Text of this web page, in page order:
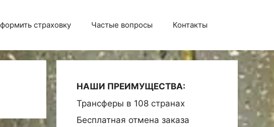
страховку Частые вопросы Контакты
НАШИ ПРЕИМУЩЕСТВА:
Трансферы в 108 странах
Бесплатная отмена заказа